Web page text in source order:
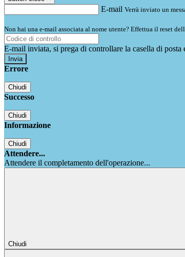
E-mail Verrà inviato un
Non hai una e-mail associata al nome utente? Effettua il reset
E-mail inviata, si prega di controllare la casella di posta
Errore
Chiudi
Successo
Chiudi
Informazione
Chiudi
Attendere...
Attendere il completamento dell'operazione...
Chiudi